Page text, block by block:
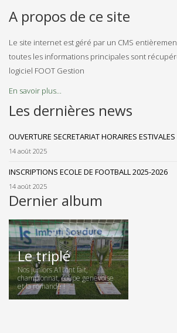
A propos de ce site
Le site internet est géré par un CMS
toutes les informations principales sont
logiciel FOOT Gestion
En savoir plus...
Les dernières news
OUVERTURE SECRETARIAT HORAIRES ESTIVALES
14 août 2025
INSCRIPTIONS ECOLE DE FOOTBALL 2025-2026
14 août 2025
Dernier album
Le triplé
Nos juniors A1l’ont fait,
championnat, coupe genevoise
et la romande !